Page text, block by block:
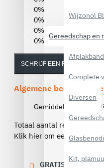
Wijzonol
Gereedschap en
Complete
Diversen
Kit,
0%
0%
0%
0%
SCHRIJF EEN REVIEW
Algemene
Gemiddelde
Totaal aantal reviews (0)
Klik hier om een review
GRATIS